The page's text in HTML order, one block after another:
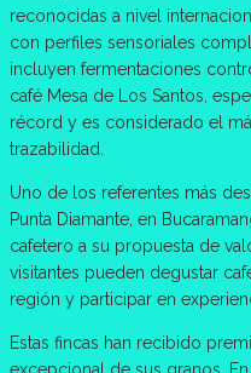
reconocidas a nivel
con perfiles sensoriales
incluyen fermentaciones
café Mesa de Los Santos,
récord y es considerado el
trazabilidad.
Uno de los referentes más
Punta Diamante, en
cafetero a su propuesta de
visitantes pueden degustar
región y participar en
Estas fincas han recibido
excepcional de sus granos.